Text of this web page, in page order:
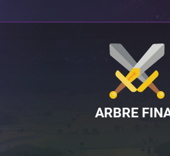
ARBRE